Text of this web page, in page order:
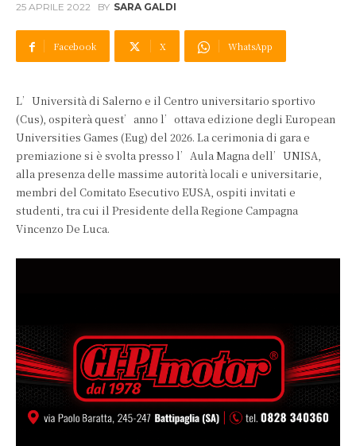
25 APRILE 2022 BY SARA GALDI
Facebook X WhatsApp
L’Università di Salerno e il Centro universitario sportivo
(Cus), ospiterà quest’anno l’ottava edizione degli European
Universities Games (Eug) del 2026. La cerimonia di gara e
premiazione si è svolta presso l’Aula Magna dell’UNISA,
alla presenza delle massime autorità locali e universitarie,
membri del Comitato Esecutivo EUSA, ospiti invitati e
studenti, tra cui il Presidente della Regione Campagna
Vincenzo De Luca.